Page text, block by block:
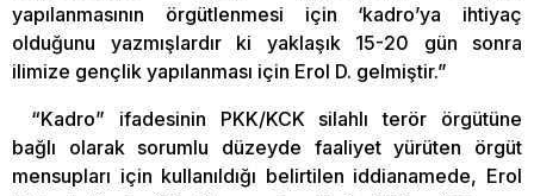
yapılanmasının örgütlenmesi için ‘kadro’ya ihtiyaç
olduğunu yazmışlardır ki yaklaşık 15-20 gün sonra
ilimize gençlik yapılanması için Erol D. gelmiştir.”
“Kadro” ifadesinin PKK/KCK silahlı terör örgütüne
bağlı olarak sorumlu düzeyde faaliyet yürüten örgüt
mensupları için kullanıldığı belirtilen iddianamede, Erol